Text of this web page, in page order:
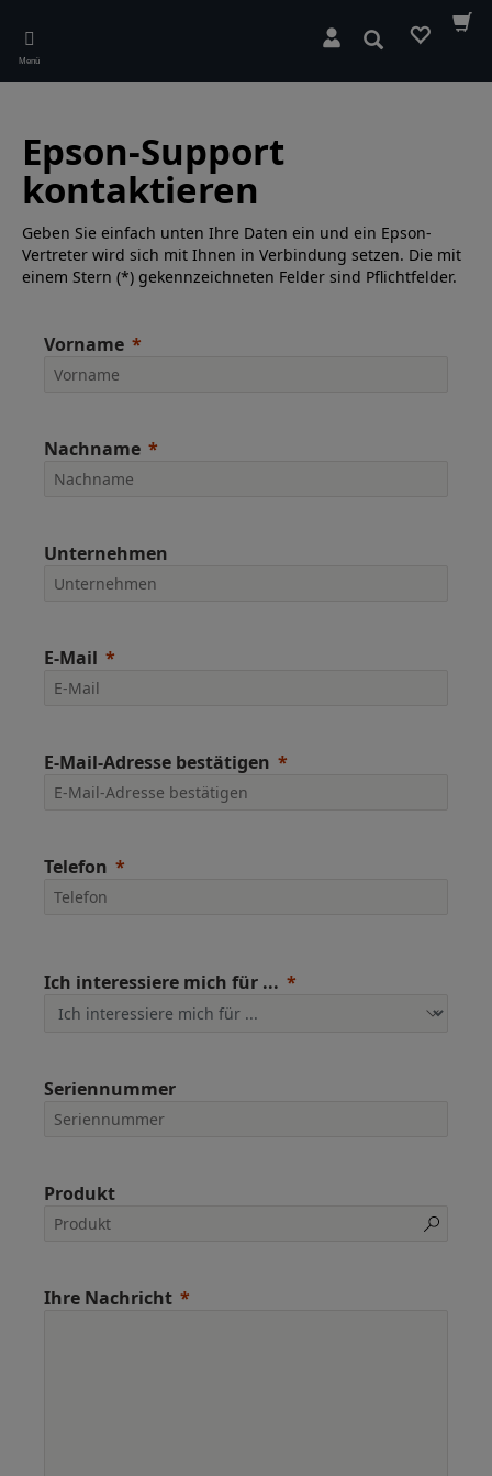
main
content
Menü
Suchen
Epson-Support
kontaktieren
Geben Sie einfach unten Ihre Daten ein und ein Epson-
Vertreter wird sich mit Ihnen in Verbindung setzen. Die mit
einem Stern (*) gekennzeichneten Felder sind Pflichtfelder.
Vorname
Nachname
Unternehmen
E-Mail
E-Mail-Adresse bestätigen
Telefon
Ich interessiere mich für ...
Seriennummer
Produkt
Ihre Nachricht